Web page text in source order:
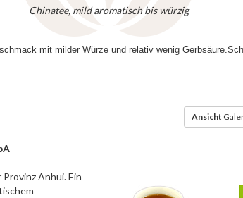
Chinatee, mild aromatisch bis würzig
mit milder Würze und relativ wenig
Ansicht
Anhui. Ein